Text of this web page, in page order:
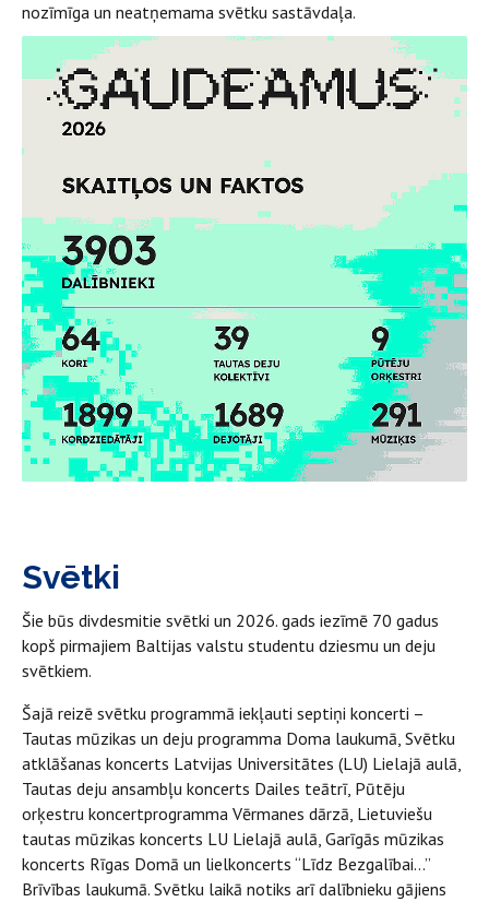
nozīmīga un neatņemama svētku sastāvdaļa.
Svētki
Šie būs divdesmitie svētki un 2026. gads iezīmē 70 gadus
kopš pirmajiem Baltijas valstu studentu dziesmu un deju
svētkiem.
Šajā reizē svētku programmā iekļauti septiņi koncerti –
Tautas mūzikas un deju programma Doma laukumā, Svētku
atklāšanas koncerts Latvijas Universitātes (LU) Lielajā aulā,
Tautas deju ansambļu koncerts Dailes teātrī, Pūtēju
orķestru koncertprogramma Vērmanes dārzā, Lietuviešu
tautas mūzikas koncerts LU Lielajā aulā, Garīgās mūzikas
koncerts Rīgas Domā un lielkoncerts “Līdz Bezgalībai…”
Brīvības laukumā. Svētku laikā notiks arī dalībnieku gājiens